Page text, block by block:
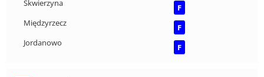
Skwierzyna
F
Międzyrzecz
F
Jordanowo
F